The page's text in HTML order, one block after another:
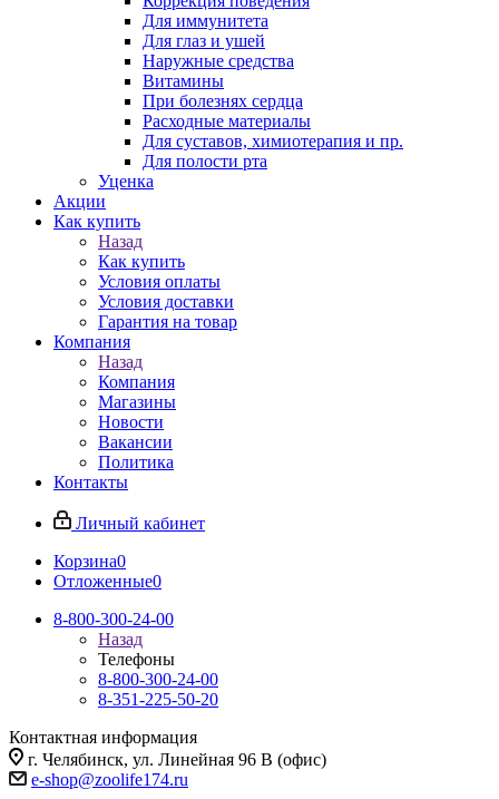
Для иммунитета
Для глаз и ушей
Наружные средства
Витамины
При болезнях сердца
Расходные материалы
Для суставов, химиотерапия и пр.
Для полости рта
Уценка
Акции
Как купить
Назад
Как купить
Условия оплаты
Условия доставки
Гарантия на товар
Компания
Назад
Компания
Магазины
Новости
Вакансии
Политика
Контакты
Личный кабинет
Корзина0
Отложенные0
8-800-300-24-00
Назад
Телефоны
8-800-300-24-00
8-351-225-50-20
Контактная информация
г. Челябинск, ул. Линейная 96 В (офис)
e-shop@zoolife174.ru